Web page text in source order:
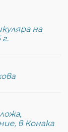
на
в Конака